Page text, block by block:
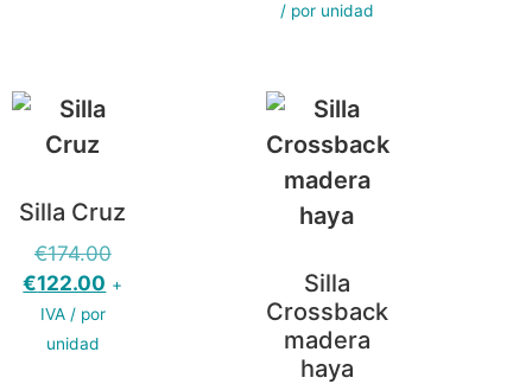
/ por unidad
Silla Cruz
€174.00
€122.00 +
IVA / por
unidad
Silla
Crossback
madera
haya